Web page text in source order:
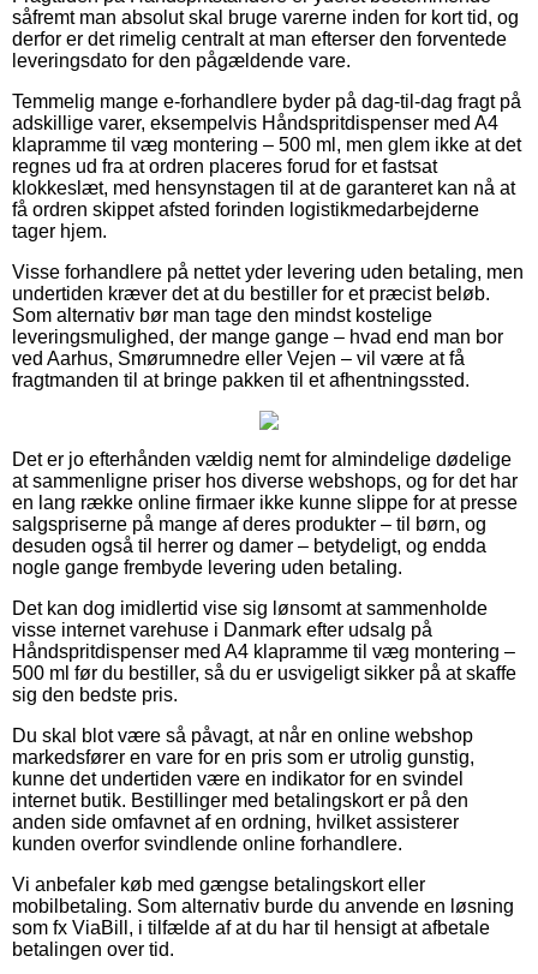
såfremt man absolut skal bruge varerne inden for kort tid, og
derfor er det rimelig centralt at man efterser den forventede
leveringsdato for den pågældende vare.
Temmelig mange e-forhandlere byder på dag-til-dag fragt på
adskillige varer, eksempelvis Håndspritdispenser med A4
klapramme til væg montering – 500 ml, men glem ikke at det
regnes ud fra at ordren placeres forud for et fastsat
klokkeslæt, med hensynstagen til at de garanteret kan nå at
få ordren skippet afsted forinden logistikmedarbejderne
tager hjem.
Visse forhandlere på nettet yder levering uden betaling, men
undertiden kræver det at du bestiller for et præcist beløb.
Som alternativ bør man tage den mindst kostelige
leveringsmulighed, der mange gange – hvad end man bor
ved Aarhus, Smørumnedre eller Vejen – vil være at få
fragtmanden til at bringe pakken til et afhentningssted.
Det er jo efterhånden vældig nemt for almindelige dødelige
at sammenligne priser hos diverse webshops, og for det har
en lang række online firmaer ikke kunne slippe for at presse
salgspriserne på mange af deres produkter – til børn, og
desuden også til herrer og damer – betydeligt, og endda
nogle gange frembyde levering uden betaling.
Det kan dog imidlertid vise sig lønsomt at sammenholde
visse internet varehuse i Danmark efter udsalg på
Håndspritdispenser med A4 klapramme til væg montering –
500 ml før du bestiller, så du er usvigeligt sikker på at skaffe
sig den bedste pris.
Du skal blot være så påvagt, at når en online webshop
markedsfører en vare for en pris som er utrolig gunstig,
kunne det undertiden være en indikator for en svindel
internet butik. Bestillinger med betalingskort er på den
anden side omfavnet af en ordning, hvilket assisterer
kunden overfor svindlende online forhandlere.
Vi anbefaler køb med gængse betalingskort eller
mobilbetaling. Som alternativ burde du anvende en løsning
som fx ViaBill, i tilfælde af at du har til hensigt at afbetale
betalingen over tid.